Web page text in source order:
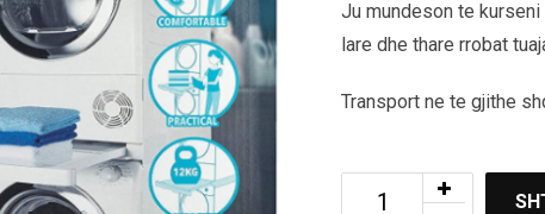
Ju mundeson te
lare dhe thare rrobat
Transport ne te gjithe